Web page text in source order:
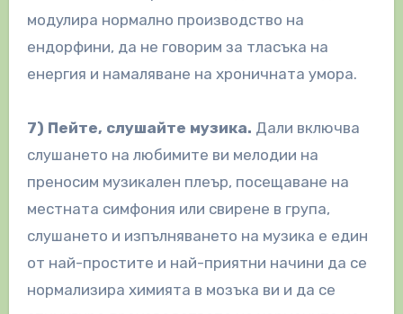
модулира нормално производство на
ендорфини, да не говорим за тласъка на
енергия и намаляване на хроничната умора.
7) Пейте, слушайте музика. Дали включва
слушането на любимите ви мелодии на
преносим музикален плеър, посещаване на
местната симфония или свирене в група,
слушането и изпълняването на музика е един
от най-простите и най-приятни начини да се
нормализира химията в мозъка ви и да се